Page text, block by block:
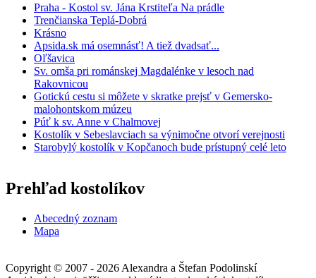
Praha - Kostol sv. Jána Krstiteľa Na prádle
Trenčianska Teplá-Dobrá
Krásno
Apsida.sk má osemnásť! A tiež dvadsať...
Oľšavica
Sv. omša pri románskej Magdalénke v lesoch nad
Rakovnicou
Gotickú cestu si môžete v skratke prejsť v Gemersko-
malohontskom múzeu
Púť k sv. Anne v Chalmovej
Kostolík v Sebeslavciach sa výnimočne otvorí verejnosti
Starobylý kostolík v Kopčanoch bude prístupný celé leto
Prehľad kostolíkov
Abecedný zoznam
Mapa
Copyright © 2007 - 2026 Alexandra a Štefan Podolinskí